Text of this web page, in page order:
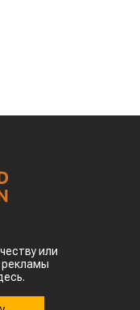
или
рекламы